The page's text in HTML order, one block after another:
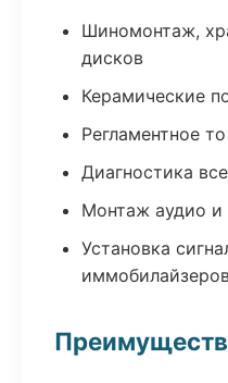
Шиномонтаж,
дисков
Керамические
Регламентное
Диагностика
Монтаж аудио и
Установка